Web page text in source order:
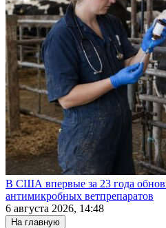
В США впервые за 23 года
антимикробных ветпрепаратов
6 августа 2026, 14:48
На главную